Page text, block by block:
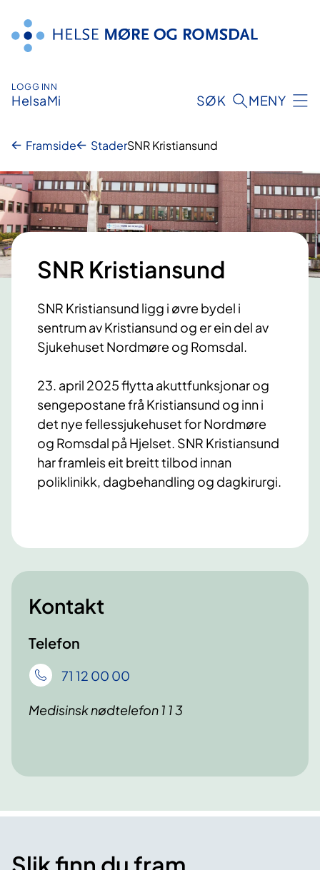
innhald
LOGG INN
HelsaMi SØK MENY
Framside StaderSNR Kristiansund
SNR Kristiansund
SNR Kristiansund ligg i øvre bydel i
sentrum av Kristiansund og er ein del av
Sjukehuset Nordmøre og Romsdal.
23. april 2025 flytta akuttfunksjonar og
sengepostane frå Kristiansund og inn i
det nye fellessjukehuset for Nordmøre
og Romsdal på Hjelset. SNR Kristiansund
har framleis eit breitt tilbod innan
poliklinikk, dagbehandling og dagkirurgi.
Kontakt
Telefon
71 12 00 00
Medisinsk nødtelefon 1 1 3